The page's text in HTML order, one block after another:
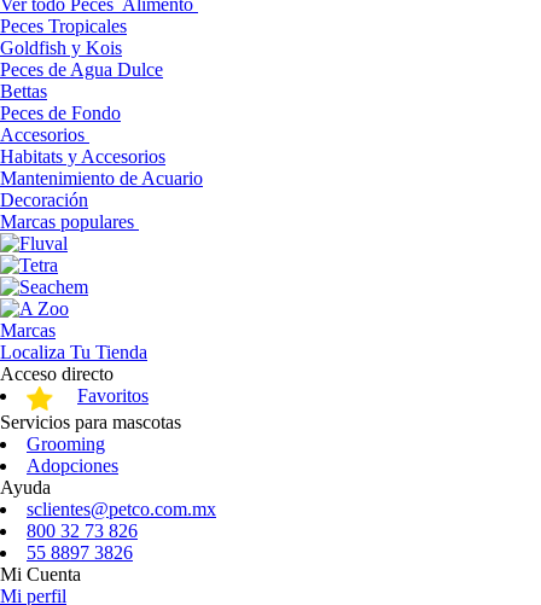
Ver todo Peces Alimento
Peces Tropicales
Goldfish y Kois
Peces de Agua Dulce
Bettas
Peces de Fondo
Accesorios
Habitats y Accesorios
Mantenimiento de Acuario
Decoración
Marcas populares
Marcas
Localiza Tu Tienda
Acceso directo
Favoritos
Servicios para mascotas
Grooming
Adopciones
Ayuda
sclientes@petco.com.mx
800 32 73 826
55 8897 3826
Mi Cuenta
Mi perfil